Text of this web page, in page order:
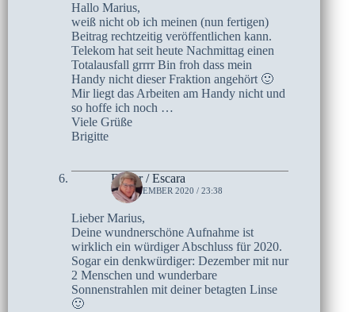
Hallo Marius,
weiß nicht ob ich meinen (nun fertigen)
Beitrag rechtzeitig veröffentlichen kann.
Telekom hat seit heute Nachmittag einen
Totalausfall grrrr Bin froh dass mein
Handy nicht dieser Fraktion angehört 🙂
Mir liegt das Arbeiten am Handy nicht und
so hoffe ich noch …
Viele Grüße
Brigitte
Esther / Escara
14. DEZEMBER 2020 / 23:38
Lieber Marius,
Deine wundnerschöne Aufnahme ist
wirklich ein würdiger Abschluss für 2020.
Sogar ein denkwürdiger: Dezember mit nur
2 Menschen und wunderbare
Sonnenstrahlen mit deiner betagten Linse
🙂